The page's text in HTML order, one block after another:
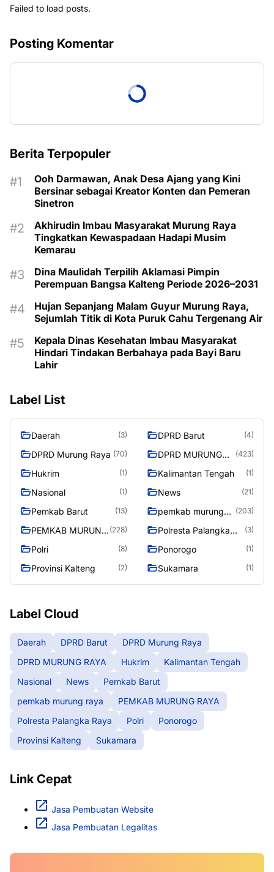
Failed to load posts.
Posting Komentar
Berita Terpopuler
Ooh Darmawan, Anak Desa Ajang yang Kini
Bersinar sebagai Kreator Konten dan Pemeran
Sinetron
Akhirudin Imbau Masyarakat Murung Raya
Tingkatkan Kewaspadaan Hadapi Musim
Kemarau
Dina Maulidah Terpilih Aklamasi Pimpin
Perempuan Bangsa Kalteng Periode 2026–2031
Hujan Sepanjang Malam Guyur Murung Raya,
Sejumlah Titik di Kota Puruk Cahu Tergenang Air
Kepala Dinas Kesehatan Imbau Masyarakat
Hindari Tindakan Berbahaya pada Bayi Baru
Lahir
Label List
Daerah (3) DPRD Barut (4)
DPRD Murung Raya (70)
DPRD MURUNG
(423)
Hukrim (1) Kalimantan Tengah (1)
Nasional (1) News (21)
Pemkab Barut (13)
pemkab murung
(203)
PEMKAB MURUNG (228)
Polresta Palangka
(3)
Polri (8) Ponorogo (1)
Provinsi Kalteng (2) Sukamara (1)
Label Cloud
Daerah DPRD Barut
DPRD Murung Raya
DPRD MURUNG RAYA
Hukrim
Kalimantan Tengah
Nasional
News
Pemkab Barut
pemkab murung raya
PEMKAB MURUNG RAYA
Polresta Palangka Raya
Polri
Ponorogo
Provinsi Kalteng
Sukamara
Link Cepat
Jasa Pembuatan Website
Jasa Pembuatan Legalitas